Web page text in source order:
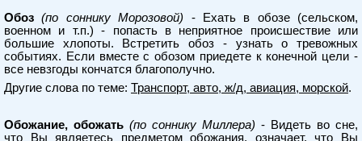
Обоз (по соннику Морозовой) - Ехать в обозе (сельском,
военном и т.п.) - попасть в неприятное происшествие или
большие хлопоты. Встретить обоз - узнать о тревожных
событиях. Если вместе с обозом приедете к конечной цели -
все невзгоды кончатся благополучно.
Другие слова по теме: Транспорт, авто, ж/д, авиация, морской.
Обожание, обожать (по соннику Миллера) - Видеть во сне,
что Вы являетесь предметом обожания, означает, что Вы